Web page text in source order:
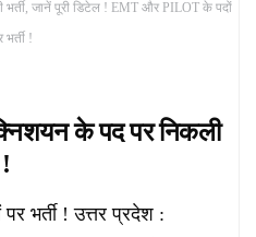
जानें पूरी डिटेल ! EMT और PILOT के पदों
भर्ती !
के पद पर निकली
भर्ती ! उत्तर प्रदेश :